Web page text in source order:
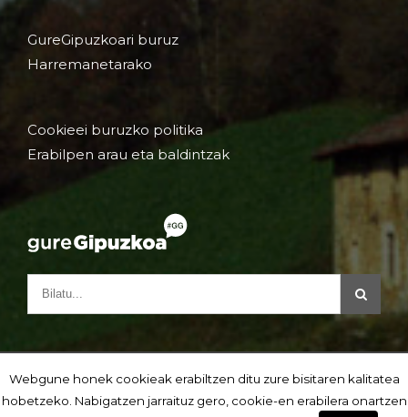
GureGipuzkoari buruz
Harremanetarako
Cookieei buruzko politika
Erabilpen arau eta baldintzak
Webgune honek cookieak erabiltzen ditu zure bisitaren kalitatea
hobetzeko. Nabigatzen jarraituz gero, cookie-en erabilera onartzen